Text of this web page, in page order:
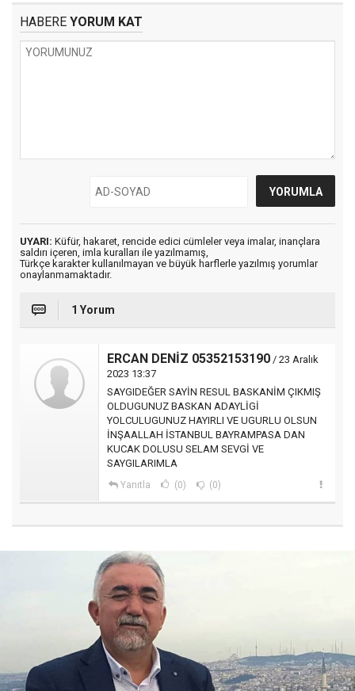
HABERE YORUM KAT
UYARI: Küfür, hakaret, rencide edici cümleler veya imalar, inançlara
saldırı içeren, imla kuralları ile yazılmamış,
Türkçe karakter kullanılmayan ve büyük harflerle yazılmış yorumlar
onaylanmamaktadır.
1 Yorum
ERCAN DENİZ 05352153190 / 23 Aralık
2023 13:37
SAYGIDEĞER SAYİN RESUL BASKANİM ÇIKMIŞ
OLDUGUNUZ BASKAN ADAYLİGİ
YOLCULUGUNUZ HAYIRLI VE UGURLU OLSUN
İNŞAALLAH İSTANBUL BAYRAMPASA DAN
KUCAK DOLUSU SELAM SEVGİ VE
SAYGILARIMLA
Yanıtla (0) (0)